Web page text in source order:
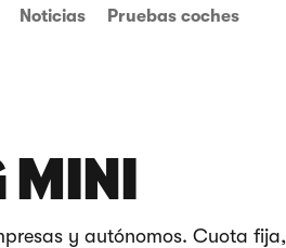
Noticias Pruebas coches
MINI
y autónomos. Cuota